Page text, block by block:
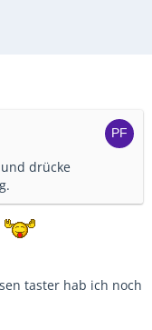
drücke
taster hab ich noch